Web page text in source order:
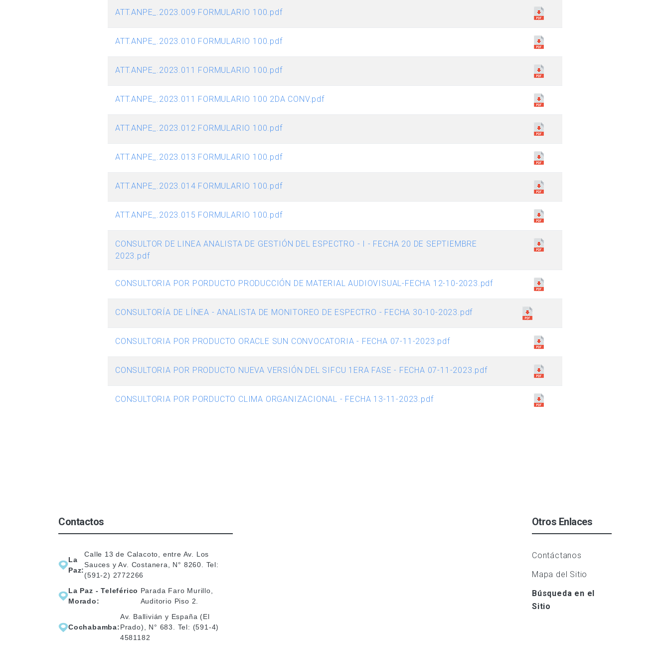
ATT.ANPE_.2023.009 FORMULARIO 100.pdf
ATT.ANPE_.2023.010 FORMULARIO 100.pdf
ATT.ANPE_.2023.011 FORMULARIO 100.pdf
ATT.ANPE_.2023.011 FORMULARIO 100 2DA CONV.pdf
ATT.ANPE_.2023.012 FORMULARIO 100.pdf
ATT.ANPE_.2023.013 FORMULARIO 100.pdf
ATT.ANPE_.2023.014 FORMULARIO 100.pdf
ATT.ANPE_.2023.015 FORMULARIO 100.pdf
CONSULTOR DE LINEA ANALISTA DE GESTIÓN DEL ESPECTRO - I - FECHA 20 DE SEPTIEMBRE
2023.pdf
CONSULTORIA POR PORDUCTO PRODUCCIÓN DE MATERIAL AUDIOVISUAL-FECHA 12-10-2023.pdf
CONSULTORÍA DE LÍNEA - ANALISTA DE MONITOREO DE ESPECTRO - FECHA 30-10-2023.pdf
CONSULTORIA POR PRODUCTO ORACLE SUN CONVOCATORIA - FECHA 07-11-2023.pdf
CONSULTORIA POR PRODUCTO NUEVA VERSIÓN DEL SIFCU 1ERA FASE - FECHA 07-11-2023.pdf
CONSULTORIA POR PORDUCTO CLIMA ORGANIZACIONAL - FECHA 13-11-2023.pdf
Contactos
La
Paz:
Calle 13 de Calacoto, entre Av. Los
Sauces y Av. Costanera, N° 8260. Tel:
(591-2) 2772266
La Paz - Teleférico
Morado:
Parada Faro Murillo,
Auditorio Piso 2.
Cochabamba:
Av. Ballivián y España (El
Prado), N° 683. Tel: (591-4)
4581182
Otros Enlaces
Contáctanos
Mapa del Sitio
Búsqueda en el
Sitio